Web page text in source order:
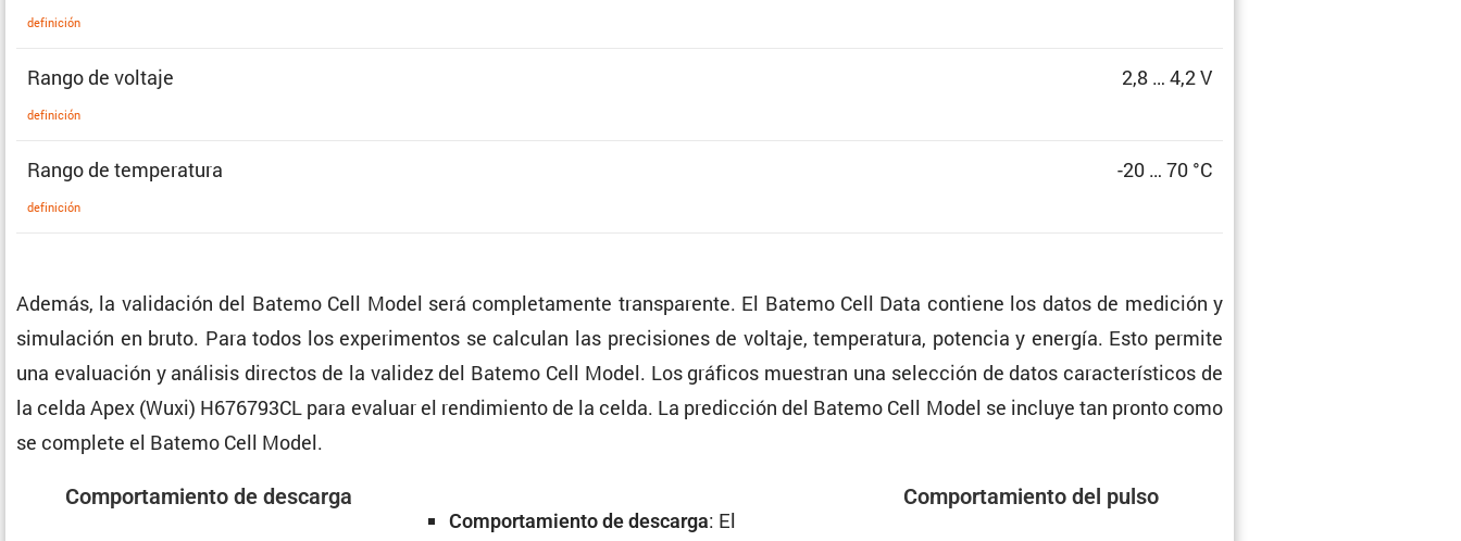
defini­ción
Rango de voltaje
defini­ción
2,8 … 4,2 V
Rango de temperatura
defini­ción
-20 … 70 °C
Además, la valida­ción del Batemo Cell Model será comple­ta­mente trans­pa­rente. El Batemo Cell Data contiene los datos de medición y
simula­ción en bruto. Para todos los experi­mentos se calculan las preci­siones de voltaje, tempe­ra­tura, potencia y energía. Esto permite
una evalua­ción y análisis directos de la validez del Batemo Cell Model. Los gráficos muestran una selec­ción de datos carac­te­rís­ticos de
la celda Apex (Wuxi) H676793CL para evaluar el rendi­miento de la celda. La predic­ción del Batemo Cell Model se incluye tan pronto como
se complete el Batemo Cell Model.
Compor­ta­miento de descarga
Compor­ta­miento de descarga: El
Compor­ta­miento del pulso